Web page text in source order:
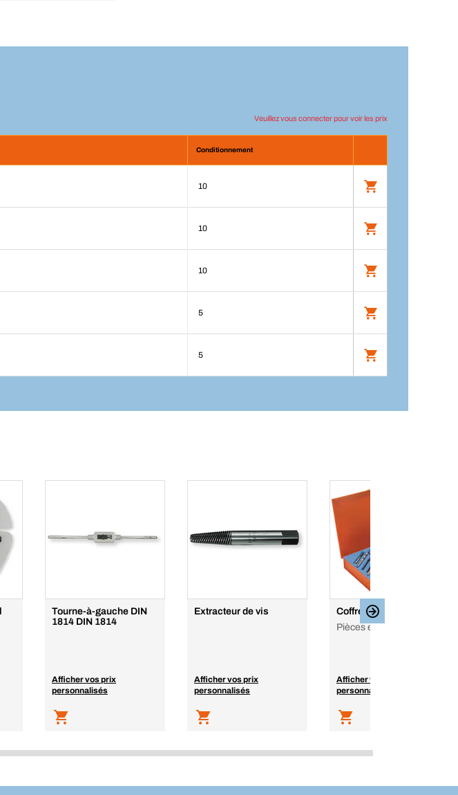
Veuillez vous connecter pour voir les prix
Conditionnement
10
10
10
5
5
Tourne-à-gauche DIN
1814 DIN 1814
Afficher vos prix
personnalisés
Extracteur de vis
Afficher vos prix
personnalisés
Coffret filets rapportés
Pièces en fil métallique.
Afficher vos prix
personnalisés